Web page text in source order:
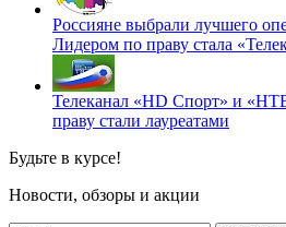
Россияне выбрали лучшего
Лидером по праву стала
Телеканал «HD Спорт» и
праву стали лауреатами
Будьте в курсе!
Новости, обзоры и акции